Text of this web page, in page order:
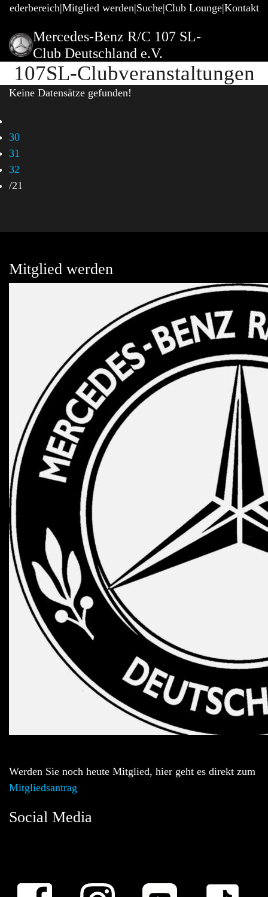
Mitglied werden Suche Club Lounge Kontakt
Mercedes-Benz R/C 107 SL-
Club Deutschland e.V.
107SL-Clubveranstaltungen
Keine Datensätze gefunden!
30
31
32
/21
Mitglied werden
Werden Sie noch heute Mitglied, hier geht es direkt zum
Mitgliedsantrag
Social Media